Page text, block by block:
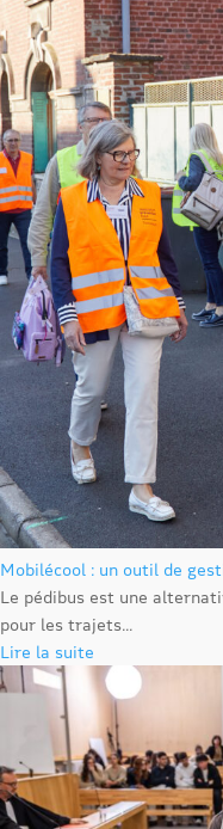
Mobilécool : un outil de
Le pédibus est une
pour les trajets...
Lire la suite